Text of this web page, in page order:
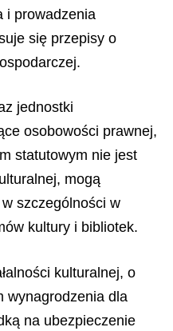
i prowadzenia
się przepisy o
jednostki
osobowości prawnej,
statutowym nie jest
mogą
szczególności w
kultury i bibliotek.
kulturalnej, o
wynagrodzenia dla
na ubezpieczenie